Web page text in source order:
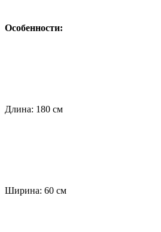
Особенности:
Длина: 180 см
Ширина: 60 см